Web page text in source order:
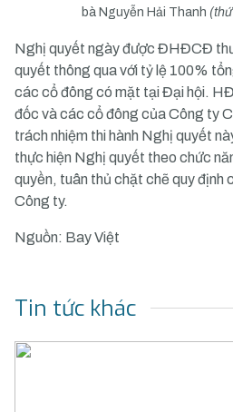
bà Nguyễn Hải Thanh
Nghị quyết ngày được ĐHĐCĐ
quyết thông qua với tỷ lệ 100%
các cổ đông có mặt tại Đại hội.
đốc và các cổ đông của Công ty
trách nhiệm thi hành Nghị quyết
thực hiện Nghị quyết theo chức
quyền, tuân thủ chặt chẽ quy định
Công ty.
Nguồn: Bay Việt
Tin tức khác